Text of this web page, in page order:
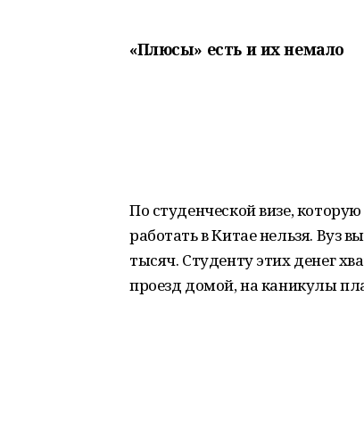
«Плюсы» есть и их немало
По студенческой визе,
работать в Китае нельзя. Вуз
тысяч. Студенту этих денег
проезд домой, на каникулы